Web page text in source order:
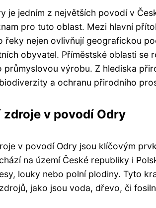
je jedním z největších povodí v
pro tuto oblast. Mezi hlavní
řeky nejen ovlivňují geografickou
obyvatel. Příměstské oblasti
průmyslovou výrobu. Z hlediska
a ochranu přirodního
zdroje v povodí Odry
v povodí Odry jsou klíčovým
na území České republiky i
louky nebo polní plodiny. Tyto
jako jsou voda, dřevo, či